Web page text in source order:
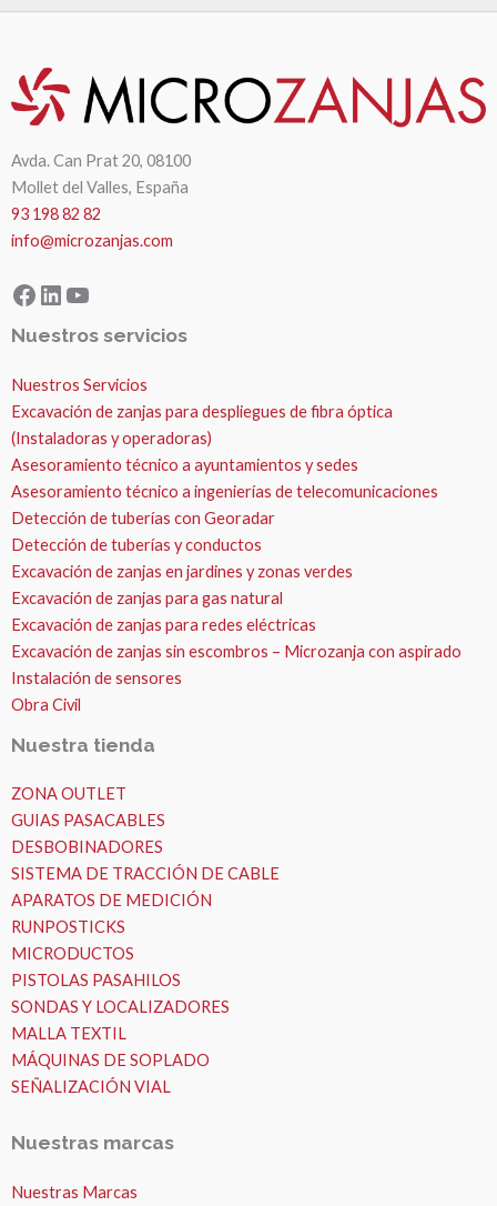
Avda. Can Prat 20, 08100
Mollet del Valles, España
93 198 82 82
info@microzanjas.com
Facebook
LinkedIn
YouTube
Nuestros servicios
Nuestros Servicios
Excavación de zanjas para despliegues de fibra óptica
(Instaladoras y operadoras)
Asesoramiento técnico a ayuntamientos y sedes
Asesoramiento técnico a ingenierías de telecomunicaciones
Detección de tuberías con Georadar
Detección de tuberías y conductos
Excavación de zanjas en jardines y zonas verdes
Excavación de zanjas para gas natural
Excavación de zanjas para redes eléctricas
Excavación de zanjas sin escombros – Microzanja con aspirado
Instalación de sensores
Obra Civil
Nuestra tienda
ZONA OUTLET
GUIAS PASACABLES
DESBOBINADORES
SISTEMA DE TRACCIÓN DE CABLE
APARATOS DE MEDICIÓN
RUNPOSTICKS
MICRODUCTOS
PISTOLAS PASAHILOS
SONDAS Y LOCALIZADORES
MALLA TEXTIL
MÁQUINAS DE SOPLADO
SEÑALIZACIÓN VIAL
Nuestras marcas
Nuestras Marcas